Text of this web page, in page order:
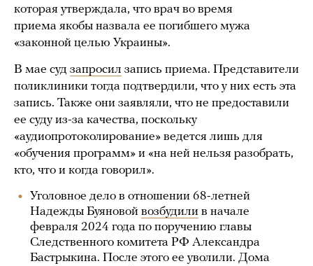
которая утверждала, что врач во время
приема якобы назвала ее погибшего мужа
«законной целью Украины».
В мае суд запросил запись приема. Представители
поликлиники тогда подтвердили, что у них есть эта
запись. Также они заявляли, что не предоставили
ее суду из-за качества, поскольку
«аудиопротоколирование» ведется лишь для
«обучения программ» и «на ней нельзя разобрать,
кто, что и когда говорил».
Уголовное дело в отношении 68-летней
Надежды Буяновой возбудили в начале
февраля 2024 года по поручению главы
Следственного комитета РФ Александра
Бастрыкина. После этого ее уволили. Дома